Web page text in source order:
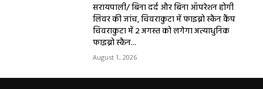
सरायपाली/ बिना दर्द और बिना ऑपरेशन होगी
लिवर की जांच, चिवराकुटा में फाइब्रो स्कैन कैंप
चिवराकुटा में 2 अगस्त को लगेगा अत्याधुनिक
फाइब्रो स्कैन...
August 1, 2026